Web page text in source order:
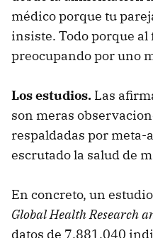
médico porque tu
insiste. Todo porque al
preocupando por uno
Los estudios. Las
son meras
respaldadas por
escrutado la salud de
En concreto, un
Global Health Research
datos de 7.881.040